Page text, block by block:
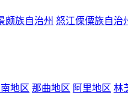
颇族自治州 怒江傈僳族自治
地区 那曲地区 阿里地区 林